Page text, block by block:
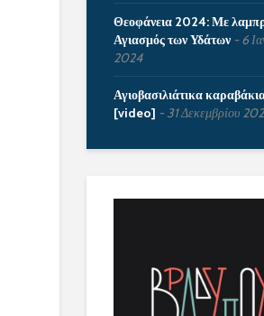
Θεοφάνεια 2024: Με
Αγιασμός των Υδάτων
6
2024
Αγιοβασιλιάτικα
[video]
31 Δεκεμβρίου